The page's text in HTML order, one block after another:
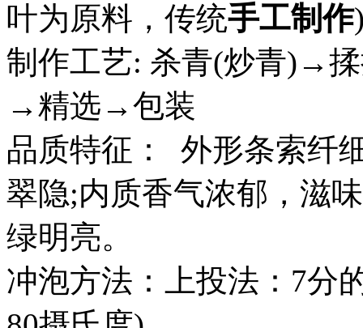
叶为原料，传统手工制作
制作工艺: 杀青(炒青)→
→精选→包装
品质特征： 外形条索纤
翠隐;内质香气浓郁，滋
绿明亮。
冲泡方法：上投法：7分